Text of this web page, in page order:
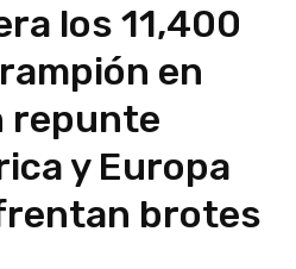
los 11,400
en
repunte
y Europa
brotes